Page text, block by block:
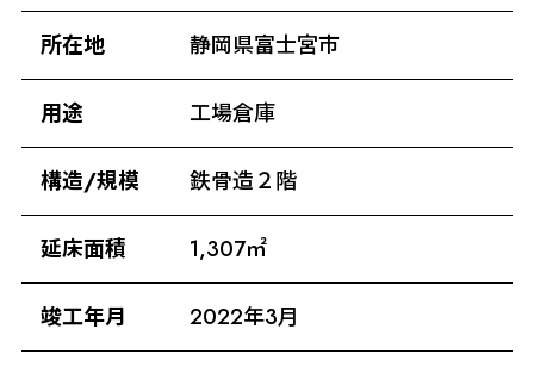
所在地 静岡県富士宮市
用途 工場倉庫
構造/規模 鉄骨造２階
延床面積 1,307㎡
竣工年月 2022年3月